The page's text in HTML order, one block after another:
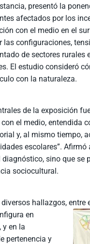
presentó la
afectados por los
con el medio en el
las configuraciones,
de sectores rurales
El estudio consideró
con la naturaleza.
de la exposición
el medio, entendida
y, al mismo tiempo,
escolares”.
sino que se
sociocultural.
hallazgos,
en
y en la
pertenencia y